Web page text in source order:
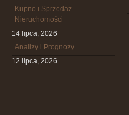
Kupno i Sprzedaż
Nieruchomości
14 lipca, 2026
Analizy i Prognozy
12 lipca, 2026